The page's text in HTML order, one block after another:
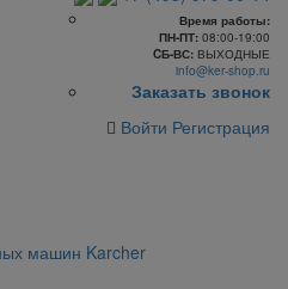
Время работы:
ПН-ПТ:08:00-19:00
CБ-ВС:ВЫХОДНЫЕ
info@ker-shop.ru
Заказать звонок
Войти Регистрация
машин Karcher